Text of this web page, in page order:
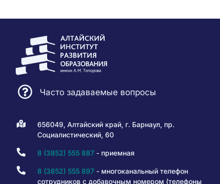
Часто задаваемые вопросы
656049, Алтайский край, г. Барнаул, пр.
Социалистический, 60
8 (3852) 555 887- приемная
8 (3852) 555 897- многоканальный телефон
сотрудников с добавочным номером (телефоны